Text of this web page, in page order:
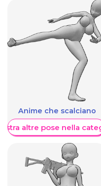
Anime che scalciano
altre pose nella